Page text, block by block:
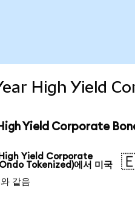
High Yield
Yield Corporate
Yield Corporate
Tokenized)에서 미국
같음